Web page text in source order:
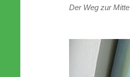
Der Weg zur Mitte